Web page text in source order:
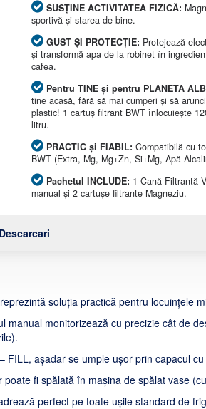
SUSȚINE ACTIVITATEA FIZICĂ:
sportivă și starea de bine.
GUST ȘI PROTECȚIE: Protejează
și transformă apa de la robinet în
cafea.
Pentru TINE și pentru PLANETA
tine acasă, fără să mai cumperi și să
plastic! 1 cartuș filtrant BWT înlocuiește
litru.
PRACTIC și FIABIL:Compatibilă cu
BWT (Extra, Mg, Mg+Zn, Si+Mg, Apă
Pachetul INCLUDE: 1 Cană Filtrantă
manual și 2 cartușe filtrante Magneziu.
Descarcari
soluția practică pentru locuințele
manual monitorizează cu precizie cât de
FILL, așadar se umple ușor prin capacul
fi spălată în mașina de spălat vase
perfect pe toate ușile standard de